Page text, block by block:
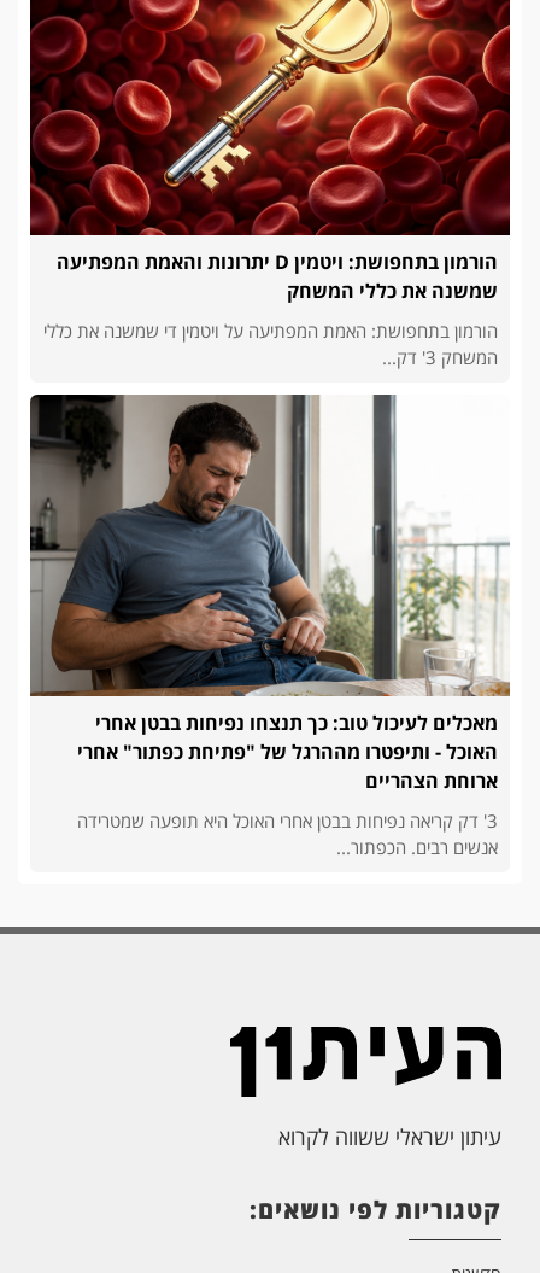
הורמון בתחפושת: ויטמין D יתרונות והאמת המפתיעה
שמשנה את כללי המשחק
הורמון בתחפושת: האמת המפתיעה על ויטמין די שמשנה את כללי
המשחק 3' דק...
מאכלים לעיכול טוב: כך תנצחו נפיחות בבטן אחרי
האוכל - ותיפטרו מההרגל של "פתיחת כפתור" אחרי
ארוחת הצהריים
3' דק קריאה נפיחות בבטן אחרי האוכל היא תופעה שמטרידה
אנשים רבים. הכפתור...
עיתון ישראלי ששווה לקרוא
קטגוריות לפי נושאים: